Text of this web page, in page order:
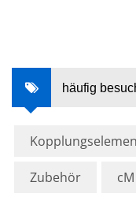
häufig
Zubehör